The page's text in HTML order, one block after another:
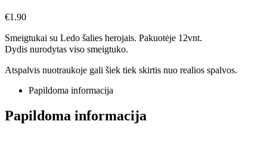
€1.90
Smeigtukai su Ledo šalies herojais. Pakuotėje 12vnt.
Dydis nurodytas viso smeigtuko.
Atspalvis nuotraukoje gali šiek tiek skirtis nuo realios spalvos.
Papildoma informacija
Papildoma informacija